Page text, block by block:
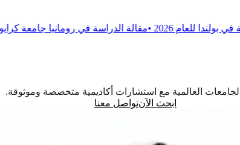
•مقالة الدراسة في رومانيا جامعة كرايوفا للطب والصيدلة •
العالمية مع استشارات أكاديمية متخصصة وموثوقة.
ابحث الآنتواصل معنا